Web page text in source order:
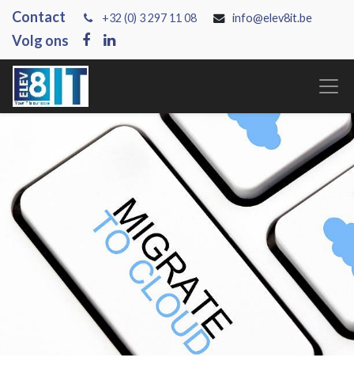
Contact +32 (0) 3 297 11 08 info@elev8it.be
Volg ons